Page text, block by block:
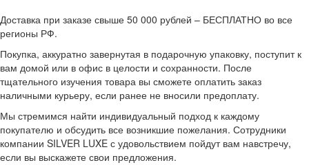
Доставка при заказе свыше 50 000 рублей – БЕСПЛАТНО во все
регионы РФ.
Покупка, аккуратно завернутая в подарочную упаковку, поступит к
вам домой или в офис в целости и сохранности. После
тщательного изучения товара вы сможете оплатить заказ
наличными курьеру, если ранее не вносили предоплату.
Мы стремимся найти индивидуальный подход к каждому
покупателю и обсудить все возникшие пожелания. Сотрудники
компании SILVER LUXE с удовольствием пойдут вам навстречу,
если вы выскажете свои предложения.